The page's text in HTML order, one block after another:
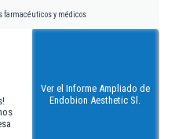
farmacéuticos y médicos
Ver el Informe Ampliado de
Endobion Aesthetic Sl.